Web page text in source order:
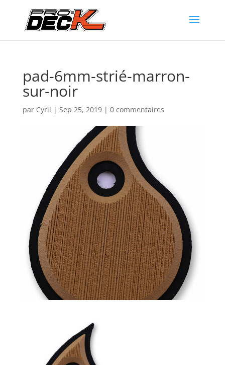
pad-6mm-strié-marron-
sur-noir
par Cyril | Sep 25, 2019| 0 commentaires